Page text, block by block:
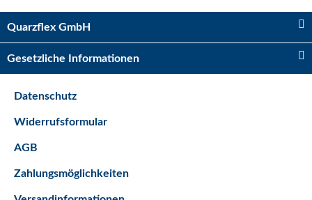
Bestseller
Quarzflex GmbH
Gesetzliche Informationen
Datenschutz
Widerrufsformular
AGB
Zahlungsmöglichkeiten